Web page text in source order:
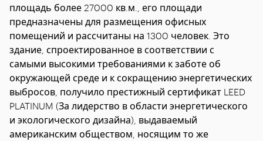
площадь более 27000 кв.м., его площади
предназначены для размещения офисных
помещений и рассчитаны на 1300 человек. Это
здание, спроектированное в соответствии с
самыми высокими требованиями к заботе об
окружающей среде и к сокращению энергетических
выбросов, получило престижный сертификат LEED
PLATINUM (За лидерство в области энергетического
и экологического дизайна), выдаваемый
американским обществом, носящим то же